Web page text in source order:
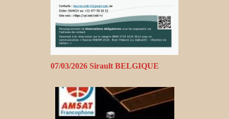
07/03/2026 Sirault BELGIQUE